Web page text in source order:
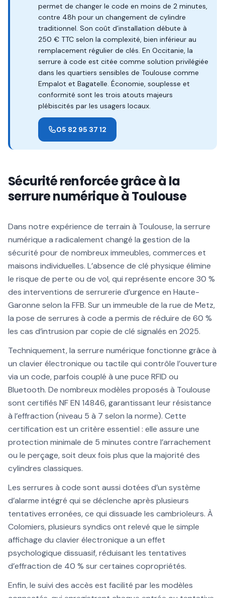
permet de changer le code en moins de 2 minutes,
contre 48h pour un changement de cylindre
traditionnel. Son coût d’installation débute à
250 € TTC selon la complexité, bien inférieur au
remplacement régulier de clés. En Occitanie, la
serrure à code est citée comme solution privilégiée
dans les quartiers sensibles de Toulouse comme
Empalot et Bagatelle. Économie, souplesse et
conformité sont les trois atouts majeurs
plébiscités par les usagers locaux.
05 82 95 37 12
Sécurité renforcée grâce à la
serrure numérique à Toulouse
Dans notre expérience de terrain à Toulouse, la serrure
numérique a radicalement changé la gestion de la
sécurité pour de nombreux immeubles, commerces et
maisons individuelles. L’absence de clé physique élimine
le risque de perte ou de vol, qui représente encore 30 %
des interventions de serrurerie d’urgence en Haute-
Garonne selon la FFB. Sur un immeuble de la rue de Metz,
la pose de serrures à code a permis de réduire de 60 %
les cas d’intrusion par copie de clé signalés en 2025.
Techniquement, la serrure numérique fonctionne grâce à
un clavier électronique ou tactile qui contrôle l’ouverture
via un code, parfois couplé à une puce RFID ou
Bluetooth. De nombreux modèles proposés à Toulouse
sont certifiés NF EN 14846, garantissant leur résistance
à l’effraction (niveau 5 à 7 selon la norme). Cette
certification est un critère essentiel : elle assure une
protection minimale de 5 minutes contre l’arrachement
ou le perçage, soit deux fois plus que la majorité des
cylindres classiques.
Les serrures à code sont aussi dotées d’un système
d’alarme intégré qui se déclenche après plusieurs
tentatives erronées, ce qui dissuade les cambrioleurs. À
Colomiers, plusieurs syndics ont relevé que le simple
affichage du clavier électronique a un effet
psychologique dissuasif, réduisant les tentatives
d’effraction de 40 % sur certaines copropriétés.
Enfin, le suivi des accès est facilité par les modèles